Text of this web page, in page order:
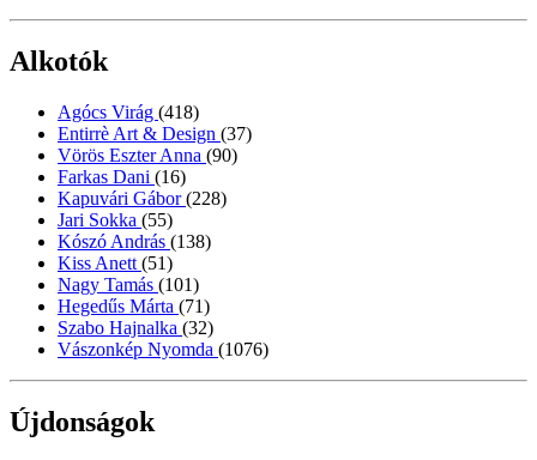
Alkotók
Agócs Virág (418)
Entirrè Art & Design (37)
Vörös Eszter Anna (90)
Farkas Dani (16)
Kapuvári Gábor(228)
Jari Sokka (55)
Kószó András (138)
Kiss Anett (51)
Nagy Tamás (101)
Hegedűs Márta (71)
Szabo Hajnalka (32)
Vászonkép Nyomda (1076)
Újdonságok